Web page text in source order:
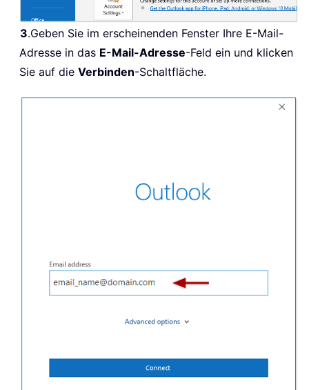
3.Geben Sie im erscheinenden Fenster Ihre E-Mail-
Adresse in das E-Mail-Adresse-Feld ein und klicken
Sie auf die Verbinden-Schaltfläche.